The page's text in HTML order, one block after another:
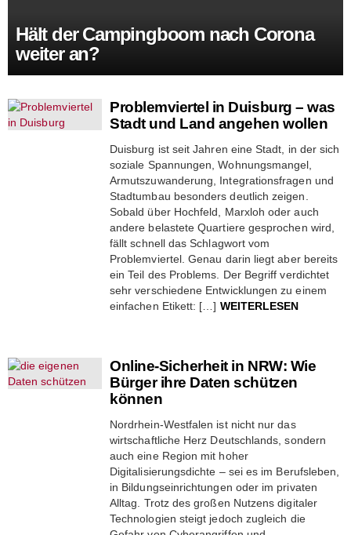
Hält der Campingboom nach Corona
weiter an?
Problemviertel in Duisburg – was
Stadt und Land angehen wollen
Duisburg ist seit Jahren eine Stadt, in der sich
soziale Spannungen, Wohnungsmangel,
Armutszuwanderung, Integrationsfragen und
Stadtumbau besonders deutlich zeigen.
Sobald über Hochfeld, Marxloh oder auch
andere belastete Quartiere gesprochen wird,
fällt schnell das Schlagwort vom
Problemviertel. Genau darin liegt aber bereits
ein Teil des Problems. Der Begriff verdichtet
sehr verschiedene Entwicklungen zu einem
einfachen Etikett: […] WEITERLESEN
Online-Sicherheit in NRW: Wie
Bürger ihre Daten schützen
können
Nordrhein-Westfalen ist nicht nur das
wirtschaftliche Herz Deutschlands, sondern
auch eine Region mit hoher
Digitalisierungsdichte – sei es im Berufsleben,
in Bildungseinrichtungen oder im privaten
Alltag. Trotz des großen Nutzens digitaler
Technologien steigt jedoch zugleich die